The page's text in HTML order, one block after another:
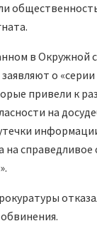
в
о
привели к
на
на справедливое